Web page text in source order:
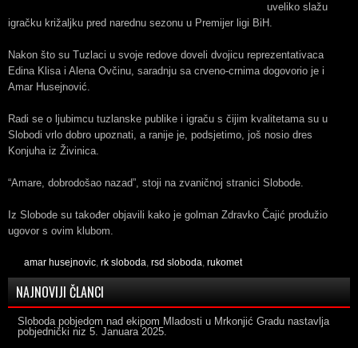
uveliko slažu
igračku križaljku pred narednu sezonu u Premijer ligi BiH.
Nakon što su Tuzlaci u svoje redove doveli dvojicu reprezentativaca
Edina Klisa i Alena Ovčinu, saradnju sa crveno-crnima dogovorio je i
Amar Husejnović.
Radi se o ljubimcu tuzlanske publike i igraču s čijim kvalitetama su u
Slobodi vrlo dobro upoznati, a ranije je, podsjetimo, još nosio dres
Konjuha iz Živinica.
“Amare, dobrodošao nazad”, stoji na zvaničnoj stranici Slobode.
Iz Slobode su također objavili kako je golman Zdravko Čajić produžio
ugovor s ovim klubom.
amar husejnovic, rk sloboda, rsd sloboda, rukomet
NAJNOVIJI ČLANCI
Sloboda pobjedom nad ekipom Mladosti u Mrkonjić Gradu nastavlja
pobjednički niz 5. Januara 2025.